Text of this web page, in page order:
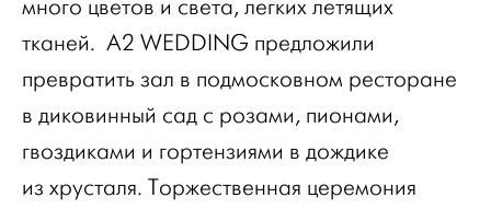
много цветов и света, легких летящих
тканей. A2 WEDDING предложили
превратить зал в подмосковном ресторане
в диковинный сад с розами, пионами,
гвоздиками и гортензиями в дождике
из хрусталя. Торжественная церемония